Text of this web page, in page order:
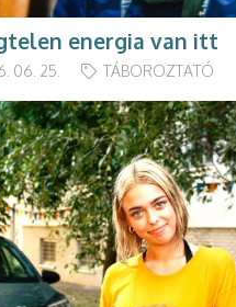
energia van itt
06. 25. TÁBOROZTATÓ